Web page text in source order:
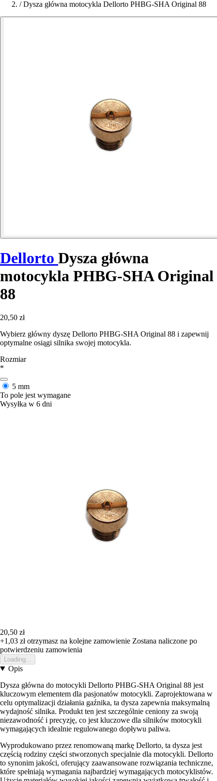
/ Dysza główna motocykla Dellorto PHBG-SHA Original 88
Dellorto Dysza główna
motocykla PHBG-SHA Original
88
20,50 zł
Wybierz główny dyszę Dellorto PHBG-SHA Original 88 i zapewnij
optymalne osiągi silnika swojej motocykla.
Rozmiar
*
5 mm
To pole jest wymagane
Wysyłka w 6 dni
20,50 zł
+1,03 złotrzymasz na kolejne zamowienie Zostana naliczone po
potwierdzeniu zamowienia
Loading...
Opis
Dysza główna do motocykli Dellorto PHBG-SHA Original 88 jest
kluczowym elementem dla pasjonatów motocykli. Zaprojektowana w
celu optymalizacji działania gaźnika, ta dysza zapewnia maksymalną
wydajność silnika. Produkt ten jest szczególnie ceniony za swoją
niezawodność i precyzję, co jest kluczowe dla silników motocykli
wymagających idealnie regulowanego dopływu paliwa.
Wyprodukowano przez renomowaną markę Dellorto, ta dysza jest
częścią rodziny części stworzonych specjalnie dla motocykli. Dellorto
to synonim jakości, oferujący zaawansowane rozwiązania techniczne,
które spełniają wymagania najbardziej wymagających motocyklistów.